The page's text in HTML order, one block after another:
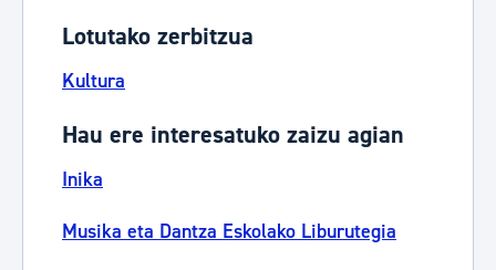
Lotutako zerbitzua
Kultura
Hau ere interesatuko zaizu agian
Inika
Musika eta Dantza Eskolako Liburutegia